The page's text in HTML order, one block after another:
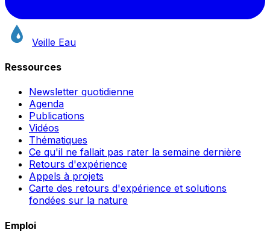
Veille Eau
Ressources
Newsletter quotidienne
Agenda
Publications
Vidéos
Thématiques
Ce qu'il ne fallait pas rater la semaine dernière
Retours d'expérience
Appels à projets
Carte des retours d'expérience et solutions
fondées sur la nature
Emploi